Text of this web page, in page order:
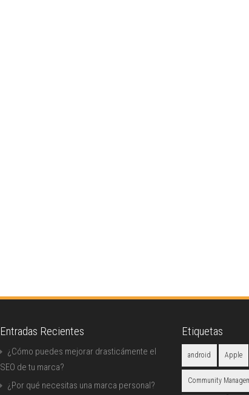
Entradas Recientes
¿Cómo puedes mejorar drasticámente el
SEO de tu marca?
¿Por qué necesitas una marca personal?
Etiquetas
android Apple
Community